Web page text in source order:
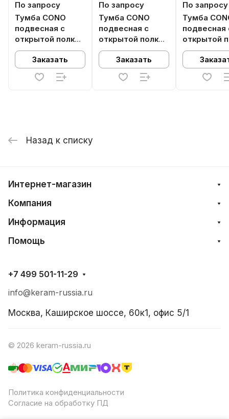
По запросу
Тумба CONO
подвесная с
открытой полкой
и ящиками 97,
белая матовая-
мальва
Заказать
По запросу
Тумба CONO
подвесная с
открытой полкой
и ящиками 97,
белая матовая-
лимо
Заказать
По запросу
Тумба
подвесная
открытой
и ящиками
белая
синяя
Назад к списку
Интернет-магазин
Компания
Информация
Помощь
+7 499 501-11-29
info@keram-russia.ru
Москва, Каширское шоссе, 60к1, офис 5/1
© 2026 keram-russia.ru
Политика конфиденциальности
Согласие на обработку ПД